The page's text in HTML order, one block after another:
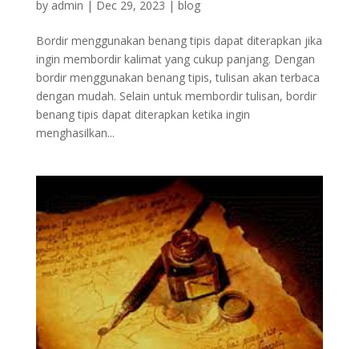
by admin | Dec 29, 2023 | blog
Bordir menggunakan benang tipis dapat diterapkan jika
ingin membordir kalimat yang cukup panjang. Dengan
bordir menggunakan benang tipis, tulisan akan terbaca
dengan mudah. Selain untuk membordir tulisan, bordir
benang tipis dapat diterapkan ketika ingin
menghasilkan...